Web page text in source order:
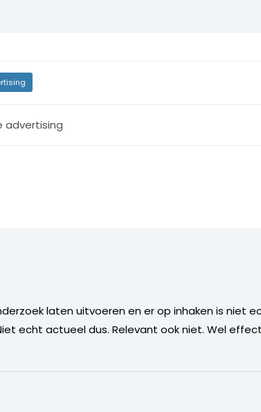
advertising
laten uitvoeren en er op inhaken is niet
echt actueel dus. Relevant ook niet. Wel